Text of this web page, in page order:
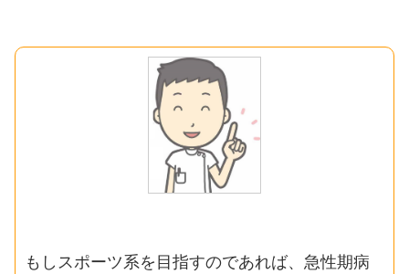
もしスポーツ系を目指すのであれば、急性期病